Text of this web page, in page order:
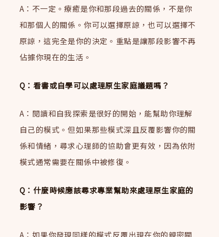
A：不一定。療癒是你和那段過去的關係，不是你
和那個人的關係。你可以選擇原諒，也可以選擇不
原諒，這完全是你的決定。重點是讓那段影響不再
佔據你現在的生活。
Q：看書或自學可以處理原生家庭議題嗎？
A：閱讀和自我探索是很好的開始，能幫助你理解
自己的模式。但如果那些模式深且反覆影響你的關
係和情緒，尋求心理師的協助會更有效，因為依附
模式通常需要在關係中被修復。
Q：什麼時候應該尋求專業幫助來處理原生家庭的
影響？
A：如果你發現同樣的模式反覆出現在你的親密關